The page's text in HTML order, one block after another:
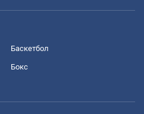
Баскетбол
Бокс